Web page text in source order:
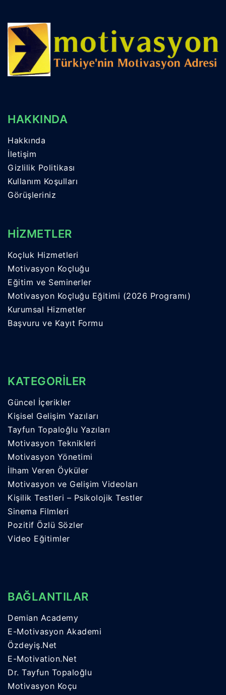
HAKKINDA
Hakkında
İletişim
Gizlilik Politikası
Kullanım Koşulları
Görüşleriniz
HİZMETLER
Koçluk Hizmetleri
Motivasyon Koçluğu
Eğitim ve Seminerler
Motivasyon Koçluğu Eğitimi (2026 Programı)
Kurumsal Hizmetler
Başvuru ve Kayıt Formu
KATEGORİLER
Güncel İçerikler
Kişisel Gelişim Yazıları
Tayfun Topaloğlu Yazıları
Motivasyon Teknikleri
Motivasyon Yönetimi
İlham Veren Öyküler
Motivasyon ve Gelişim Videoları
Kişilik Testleri – Psikolojik Testler
Sinema Filmleri
Pozitif Özlü Sözler
Video Eğitimler
BAĞLANTILAR
Demian Academy
E-Motivasyon Akademi
Özdeyiş.Net
E-Motivation.Net
Dr. Tayfun Topaloğlu
Motivasyon Koçu